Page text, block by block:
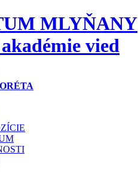
MLYŇANY
vied